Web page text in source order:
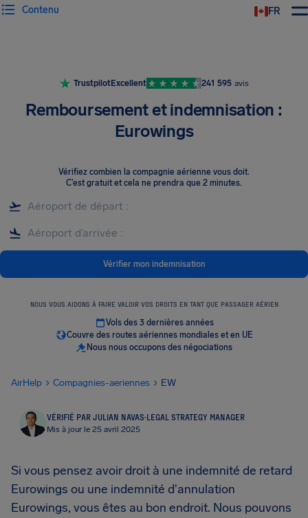
FR
Contenu
TrustpilotExcellent 241 595 avis
Remboursement et indemnisation :
Eurowings
Vérifiez combien la compagnie aérienne vous doit.
C’est gratuit et cela ne prendra que 2 minutes.
Vérifier mon indemnisation
NOUS VOUS AIDONS À FAIRE VALOIR VOS DROITS EN TANT QUE PASSAGER AÉRIEN
Vols des 3 dernières années
Couvre des routes aériennes mondiales et en UE
Nous nous occupons des négociations
AirHelp Compagnies-aeriennes EW
VÉRIFIÉ PAR JULIAN NAVAS·LEGAL STRATEGY MANAGER
Mis à jour le 25 avril 2025
Si vous pensez avoir droit à une indemnité de retard
Eurowings ou une indemnité d'annulation
Eurowings, vous êtes au bon endroit. Nous pouvons